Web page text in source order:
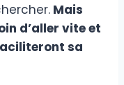
Mais
d’aller vite et
sa